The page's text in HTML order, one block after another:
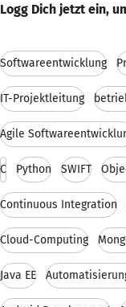
Logg Dich jetzt ein,
Softwareentwicklung
IT-Projektleitung
Agile
C Python SWIFT
Continuous Integration
Cloud-Computing
Java EE